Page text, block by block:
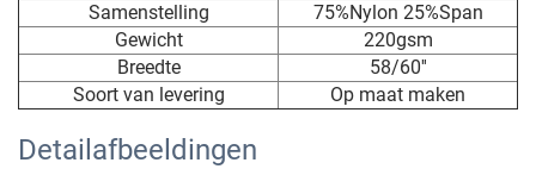
Samenstelling
75%Nylon 25%Span
Gewicht
220gsm
Breedte
58/60''
Soort van levering
Op maat maken
Detailafbeeldingen